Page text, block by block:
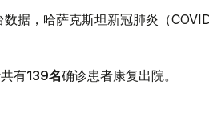
据，哈萨克斯坦新冠肺炎（
有139名确诊患者康复出院。